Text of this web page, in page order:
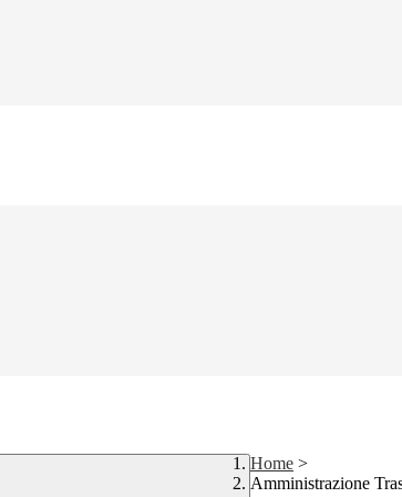
Home >
Amministrazione